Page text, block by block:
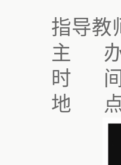
指导教
主
时
地